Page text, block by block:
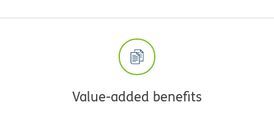
Value-added benefits